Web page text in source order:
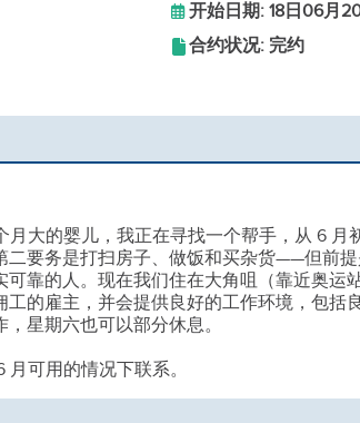
开始日期: 18日06月
合约状况: 完约
月大的婴儿，我正在寻找一个帮手，从 6 月
二要务是打扫房子、做饭和买杂货——但前
靠的人。现在我们住在大角咀（靠近奥运
的雇主，并会提供良好的工作环境，包括
星期六也可以部分休息。
可用的情况下联系。